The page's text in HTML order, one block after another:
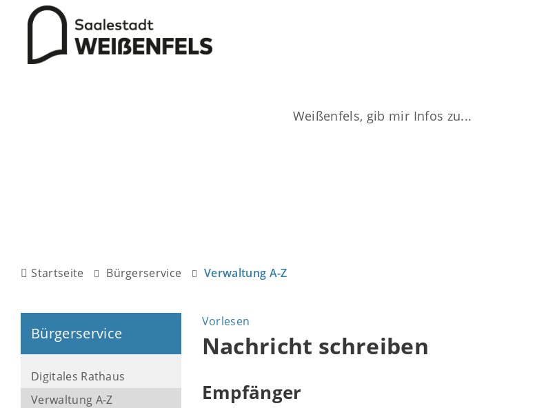
Startseite Bürgerservice Verwaltung A-Z
Bürgerservice
Digitales Rathaus
Verwaltung A-Z
Vorlesen
Nachricht schreiben
Empfänger